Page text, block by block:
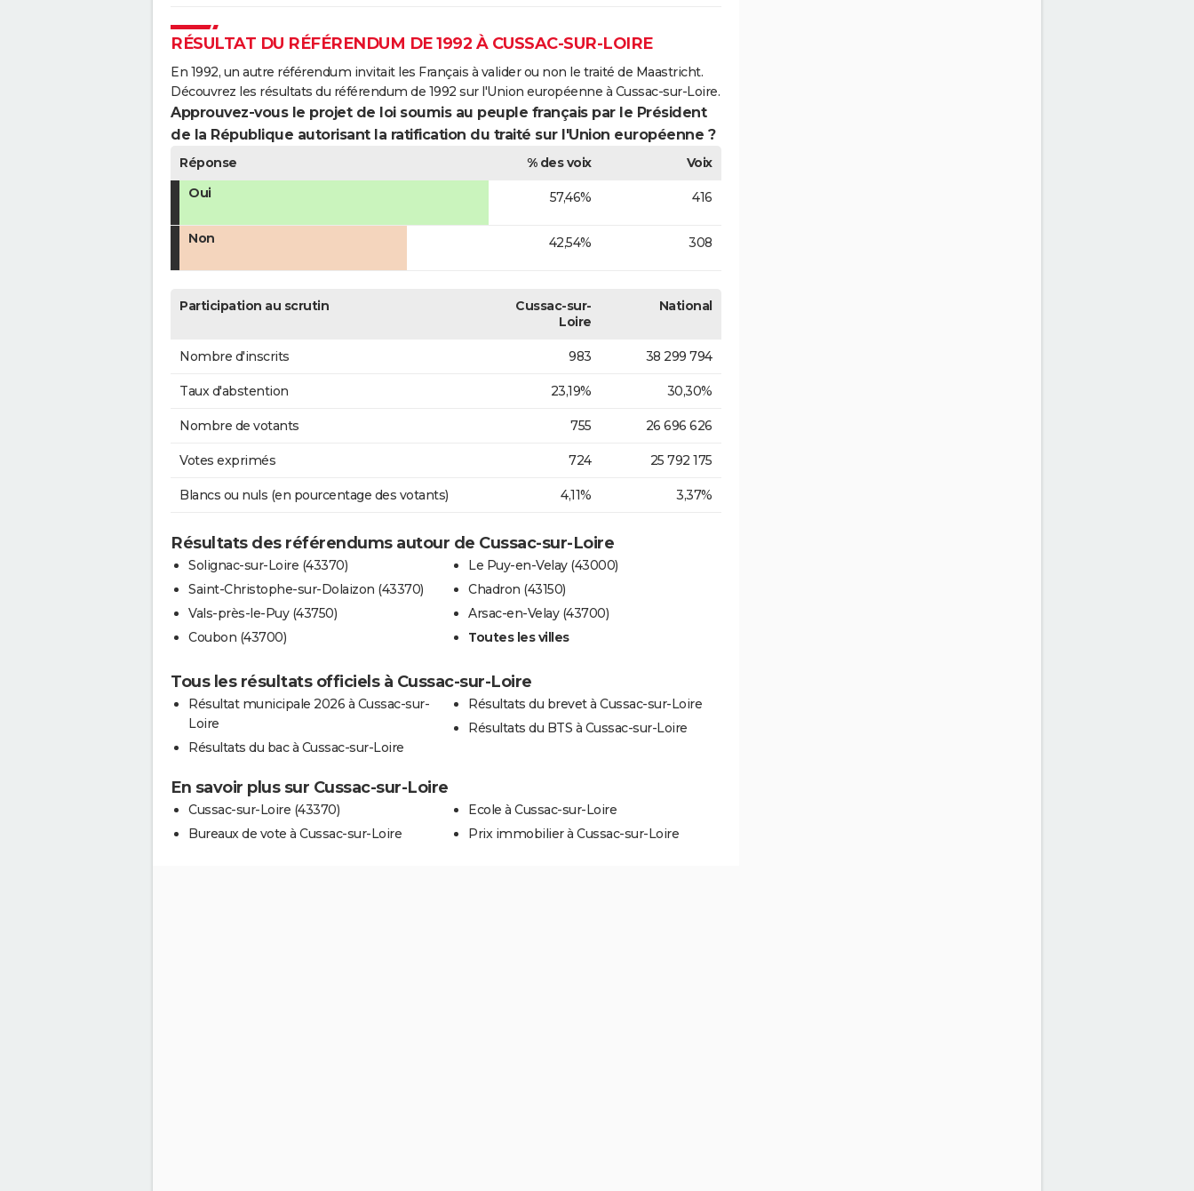
RÉSULTAT DU RÉFÉRENDUM DE 1992 À CUSSAC-SUR-LOIRE
En 1992, un autre référendum invitait les Français à valider ou non le traité de Maastricht.
Découvrez les résultats du référendum de 1992 sur l'Union européenne à Cussac-sur-Loire.
Approuvez-vous le projet de loi soumis au peuple français par le Président
de la République autorisant la ratification du traité sur l'Union européenne ?
Réponse % des voix
Voix
Oui
57,46% 416
Non 42,54% 308
Participation au scrutin
Cussac-sur-
Loire
National
Nombre d'inscrits 983 38 299 794
Taux d'abstention 23,19% 30,30%
Nombre de votants 755 26 696 626
Votes exprimés 724 25 792 175
Blancs ou nuls (en pourcentage des votants) 4,11% 3,37%
Résultats des référendums autour de Cussac-sur-Loire
Solignac-sur-Loire (43370)
Saint-Christophe-sur-Dolaizon (43370)
Vals-près-le-Puy (43750)
Coubon (43700)
Le Puy-en-Velay (43000)
Chadron (43150)
Arsac-en-Velay (43700)
Toutes les villes
Tous les résultats officiels à Cussac-sur-Loire
Résultat municipale 2026 à Cussac-sur-
Loire
Résultats du bac à Cussac-sur-Loire
Résultats du brevet à Cussac-sur-Loire
Résultats du BTS à Cussac-sur-Loire
En savoir plus sur Cussac-sur-Loire
Cussac-sur-Loire (43370)
Bureaux de vote à Cussac-sur-Loire
Ecole à Cussac-sur-Loire
Prix immobilier à Cussac-sur-Loire